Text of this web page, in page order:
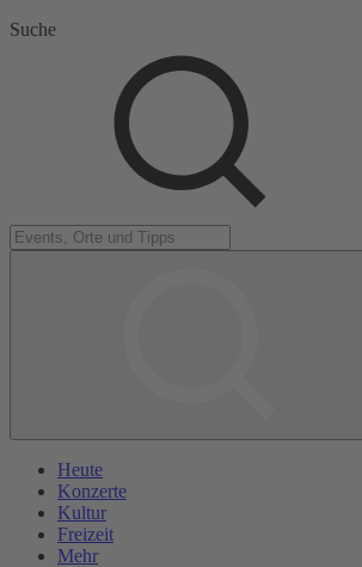
Suche
Heute
Konzerte
Kultur
Freizeit
Mehr